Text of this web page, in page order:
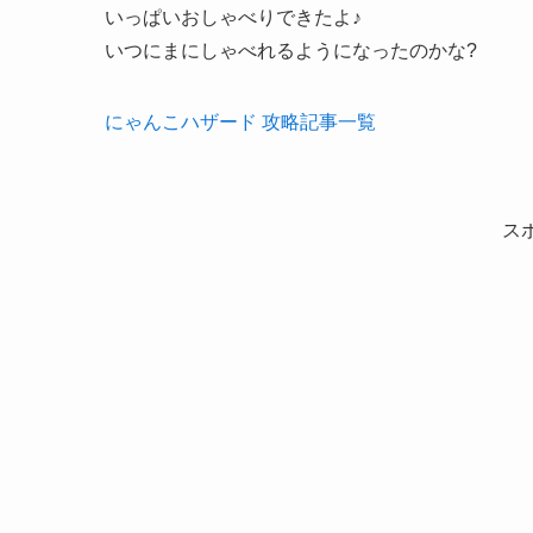
いっぱいおしゃべりできたよ♪
いつにまにしゃべれるようになったのかな?
にゃんこハザード 攻略記事一覧
ス